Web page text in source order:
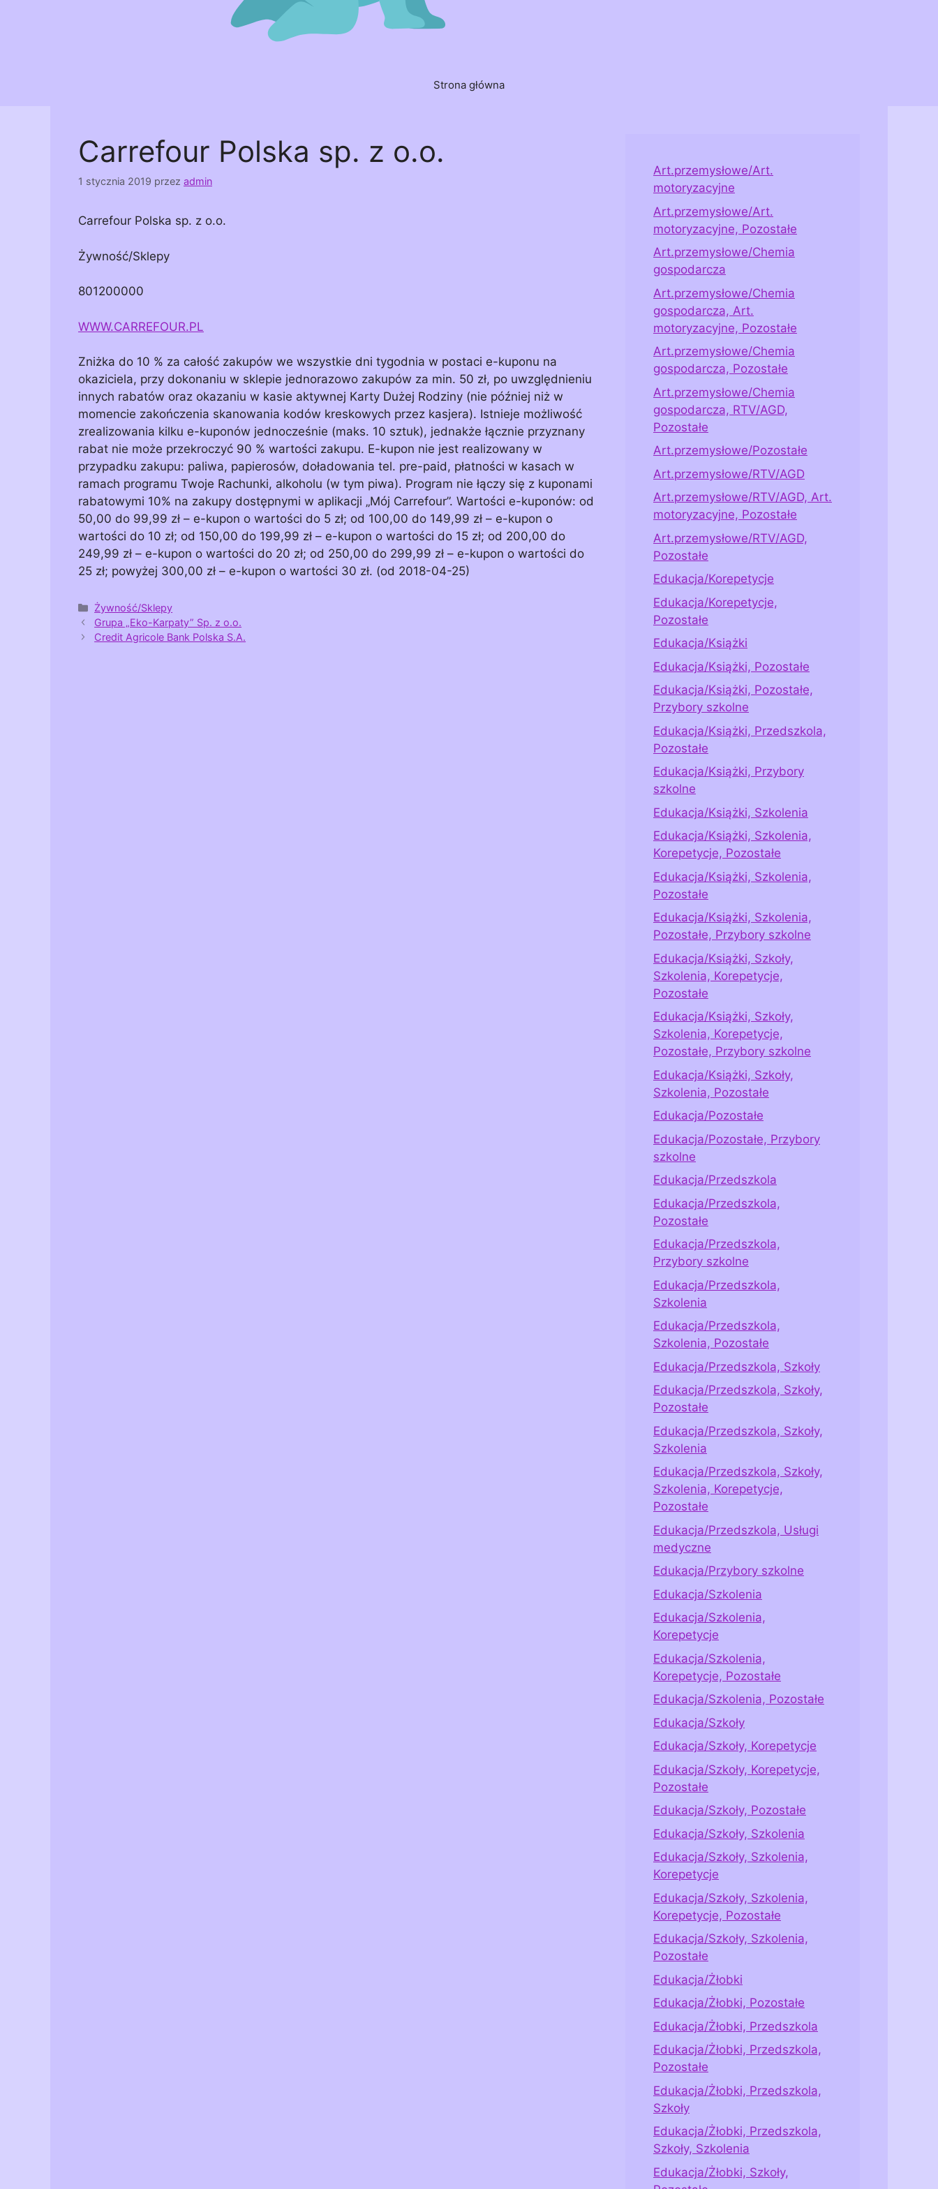
Strona główna
Carrefour Polska sp. z o.o.
1 stycznia 2019 przez admin
Carrefour Polska sp. z o.o.
Żywność/Sklepy
801200000
WWW.CARREFOUR.PL
Zniżka do 10 % za całość zakupów we wszystkie dni tygodnia w postaci e-kuponu na
okaziciela, przy dokonaniu w sklepie jednorazowo zakupów za min. 50 zł, po uwzględnieniu
innych rabatów oraz okazaniu w kasie aktywnej Karty Dużej Rodziny (nie później niż w
momencie zakończenia skanowania kodów kreskowych przez kasjera). Istnieje możliwość
zrealizowania kilku e-kuponów jednocześnie (maks. 10 sztuk), jednakże łącznie przyznany
rabat nie może przekroczyć 90 % wartości zakupu. E-kupon nie jest realizowany w
przypadku zakupu: paliwa, papierosów, doładowania tel. pre-paid, płatności w kasach w
ramach programu Twoje Rachunki, alkoholu (w tym piwa). Program nie łączy się z kuponami
rabatowymi 10% na zakupy dostępnymi w aplikacji „Mój Carrefour”. Wartości e-kuponów: od
50,00 do 99,99 zł – e-kupon o wartości do 5 zł; od 100,00 do 149,99 zł – e-kupon o
wartości do 10 zł; od 150,00 do 199,99 zł – e-kupon o wartości do 15 zł; od 200,00 do
249,99 zł – e-kupon o wartości do 20 zł; od 250,00 do 299,99 zł – e-kupon o wartości do
25 zł; powyżej 300,00 zł – e-kupon o wartości 30 zł. (od 2018-04-25)
Kategorie
Żywność/Sklepy
Grupa „Eko-Karpaty” Sp. z o.o.
Credit Agricole Bank Polska S.A.
Art.przemysłowe/Art.
motoryzacyjne
Art.przemysłowe/Art.
motoryzacyjne, Pozostałe
Art.przemysłowe/Chemia
gospodarcza
Art.przemysłowe/Chemia
gospodarcza, Art.
motoryzacyjne, Pozostałe
Art.przemysłowe/Chemia
gospodarcza, Pozostałe
Art.przemysłowe/Chemia
gospodarcza, RTV/AGD,
Pozostałe
Art.przemysłowe/Pozostałe
Art.przemysłowe/RTV/AGD
Art.przemysłowe/RTV/AGD, Art.
motoryzacyjne, Pozostałe
Art.przemysłowe/RTV/AGD,
Pozostałe
Edukacja/Korepetycje
Edukacja/Korepetycje,
Pozostałe
Edukacja/Książki
Edukacja/Książki, Pozostałe
Edukacja/Książki, Pozostałe,
Przybory szkolne
Edukacja/Książki, Przedszkola,
Pozostałe
Edukacja/Książki, Przybory
szkolne
Edukacja/Książki, Szkolenia
Edukacja/Książki, Szkolenia,
Korepetycje, Pozostałe
Edukacja/Książki, Szkolenia,
Pozostałe
Edukacja/Książki, Szkolenia,
Pozostałe, Przybory szkolne
Edukacja/Książki, Szkoły,
Szkolenia, Korepetycje,
Pozostałe
Edukacja/Książki, Szkoły,
Szkolenia, Korepetycje,
Pozostałe, Przybory szkolne
Edukacja/Książki, Szkoły,
Szkolenia, Pozostałe
Edukacja/Pozostałe
Edukacja/Pozostałe, Przybory
szkolne
Edukacja/Przedszkola
Edukacja/Przedszkola,
Pozostałe
Edukacja/Przedszkola,
Przybory szkolne
Edukacja/Przedszkola,
Szkolenia
Edukacja/Przedszkola,
Szkolenia, Pozostałe
Edukacja/Przedszkola, Szkoły
Edukacja/Przedszkola, Szkoły,
Pozostałe
Edukacja/Przedszkola, Szkoły,
Szkolenia
Edukacja/Przedszkola, Szkoły,
Szkolenia, Korepetycje,
Pozostałe
Edukacja/Przedszkola, Usługi
medyczne
Edukacja/Przybory szkolne
Edukacja/Szkolenia
Edukacja/Szkolenia,
Korepetycje
Edukacja/Szkolenia,
Korepetycje, Pozostałe
Edukacja/Szkolenia, Pozostałe
Edukacja/Szkoły
Edukacja/Szkoły, Korepetycje
Edukacja/Szkoły, Korepetycje,
Pozostałe
Edukacja/Szkoły, Pozostałe
Edukacja/Szkoły, Szkolenia
Edukacja/Szkoły, Szkolenia,
Korepetycje
Edukacja/Szkoły, Szkolenia,
Korepetycje, Pozostałe
Edukacja/Szkoły, Szkolenia,
Pozostałe
Edukacja/Żłobki
Edukacja/Żłobki, Pozostałe
Edukacja/Żłobki, Przedszkola
Edukacja/Żłobki, Przedszkola,
Pozostałe
Edukacja/Żłobki, Przedszkola,
Szkoły
Edukacja/Żłobki, Przedszkola,
Szkoły, Szkolenia
Edukacja/Żłobki, Szkoły,